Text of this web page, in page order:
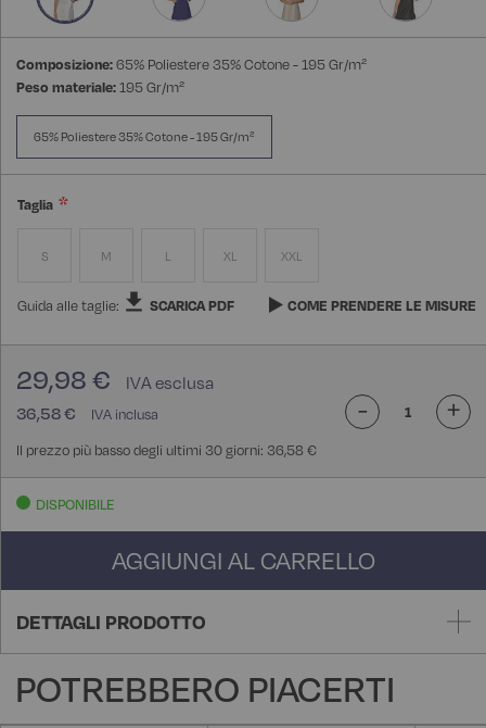
Composizione:65% Poliestere 35% Cotone - 195 Gr/m²
Peso materiale:195 Gr/m²
65% Poliestere 35% Cotone - 195 Gr/m²
Taglia
S M L XL XXL
Guida alle taglie: SCARICA PDF COME PRENDERE LE MISURE
36,58 €
29,98 €
Il prezzo più basso degli ultimi 30 giorni: 36,58 €
- +
DISPONIBILE
AGGIUNGI AL CARRELLO
DETTAGLI PRODOTTO
POTREBBERO PIACERTI